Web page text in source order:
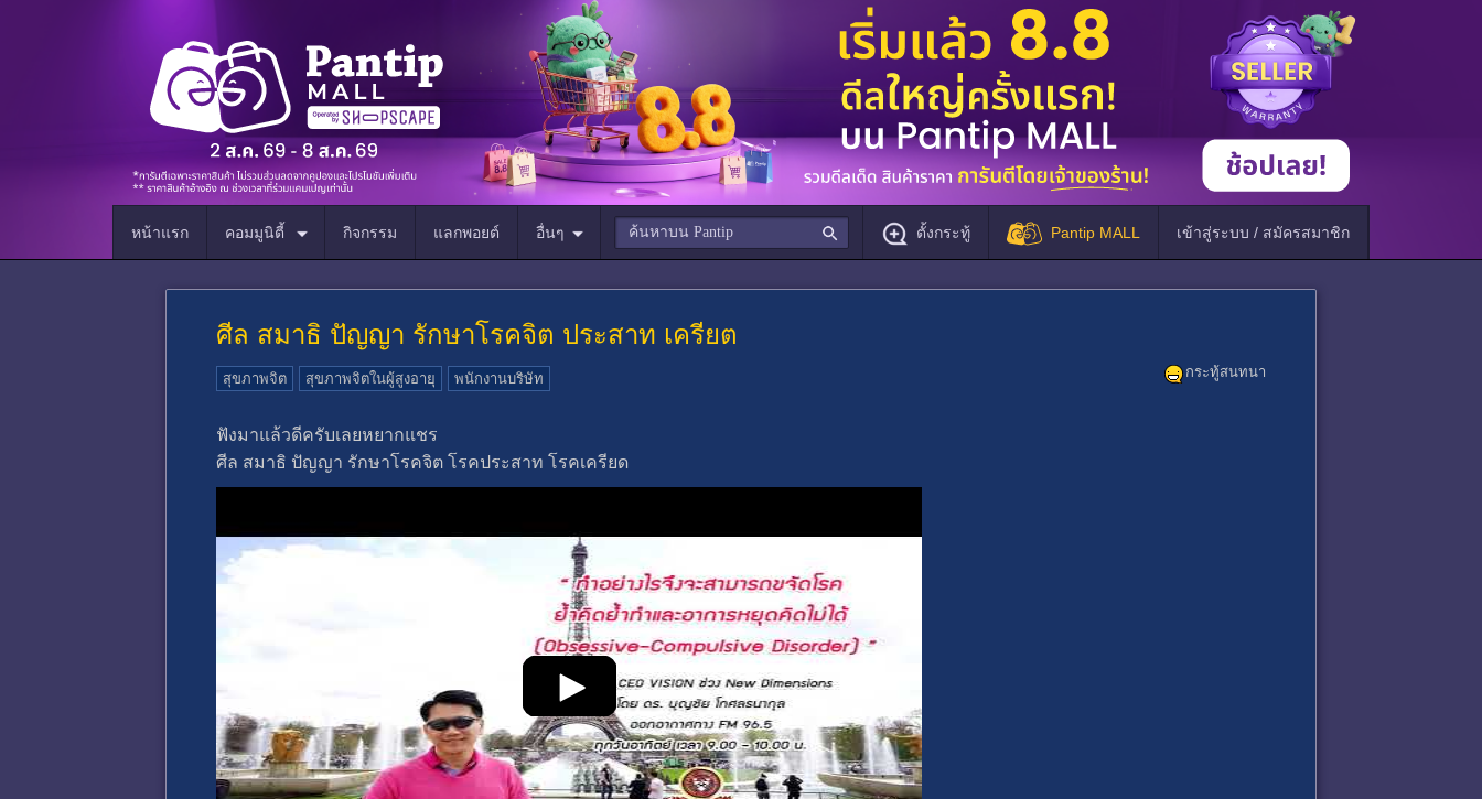
หน้าแรก คอมมูนิตี้ กิจกรรม แลกพอยต์ อื่นๆ ตั้งกระทู้ Pantip MALL เข้าสู่ระบบ / สมัครสมาชิก
ศีล สมาธิ ปัญญา รักษาโรคจิต ประสาท เครียต
กระทู้สนทนา
สุขภาพจิต สุขภาพจิตในผู้สูงอายุ พนักงานบริษัท
ฟังมาแล้วดีครับเลยหยากแชร
ศีล สมาธิ ปัญญา รักษาโรคจิต โรคประสาท โรคเครียด